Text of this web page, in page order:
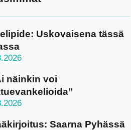
Uskovaisena tässä
näinkin voi
Saarna Pyhässä